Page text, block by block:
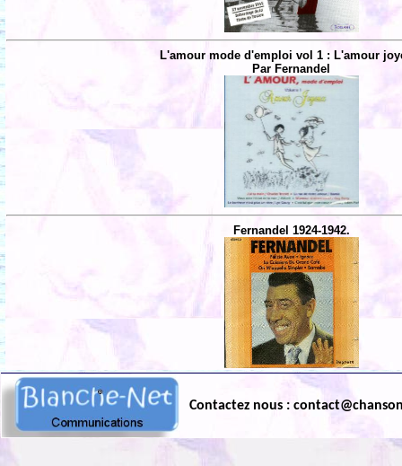
L'amour mode d'emploi vol 1 : L'amour
Par Fernandel
Fernandel 1924-1942.
Contactez nous :